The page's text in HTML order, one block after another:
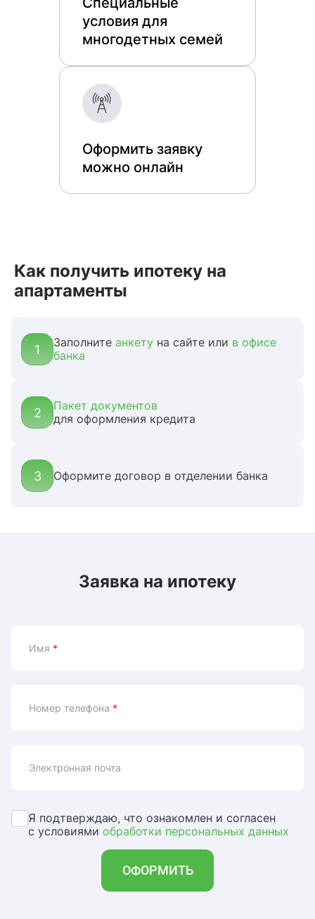
условия для
многодетных семей
Оформить заявку
можно онлайн
Как получить ипотеку на
апартаменты
1 Заполните анкету на сайте или в офисе
банка
2
Пакет документов
для оформления кредита
3 Оформите договор в отделении банка
Заявка на ипотеку
Имя *
Номер телефона *
Электронная почта
Я подтверждаю, что ознакомлен и согласен
с условиями обработки персональных данных
ОФОРМИТЬ